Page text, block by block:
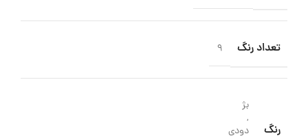
تعداد رنگ 9
رنگ
بژ
,
دودی